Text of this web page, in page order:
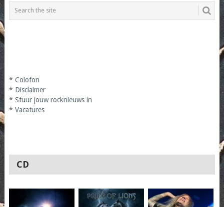
* Colofon
* Disclaimer
* Stuur jouw rocknieuws in
* Vacatures
CD